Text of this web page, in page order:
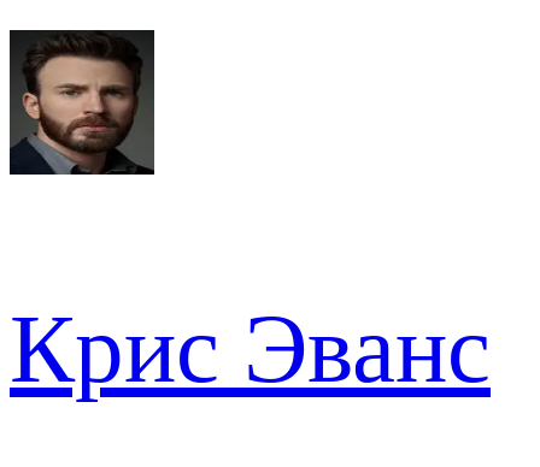
Крис Эванс